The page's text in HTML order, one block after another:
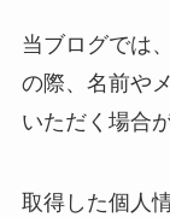
当ブログでは
の際、名前や
いただく場合
取得した個人